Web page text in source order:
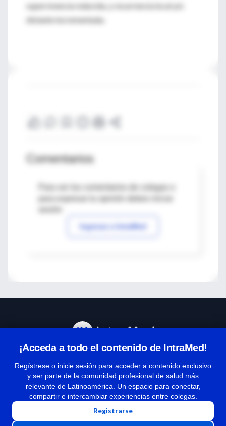
supervivencia reducida, y recurrencia local y/o
distante incrementada.
Comentarios
Para ver los comentarios de colegas o
Ingresar a IntraMed
¡Acceda a todo el contenido de IntraMed!
Regístrese o inicie sesión para acceder a contenido exclusivo
y ser parte de la comunidad profesional de salud más
relevante de Latinoamérica. Un espacio para conectar,
compartir e intercambiar experiencias entre colegas.
Registrarse
Términos y condiciones
| Políticas de privacidad
| Todos los derechos reservados | Copyright 1997-2026